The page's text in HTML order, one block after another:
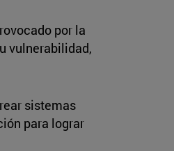
por la
vulnerabilidad,
sistemas
para lograr